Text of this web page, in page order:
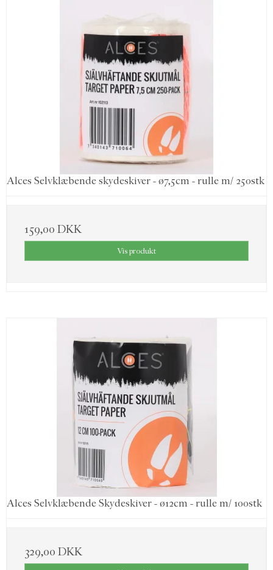
Alces Selvklæbende skydeskiver - ø7,5cm - rulle m/ 250stk
159,00 DKK
Vis produkt
Alces Selvklæbende Skydeskiver - ø12cm - rulle m/ 100stk
329,00 DKK